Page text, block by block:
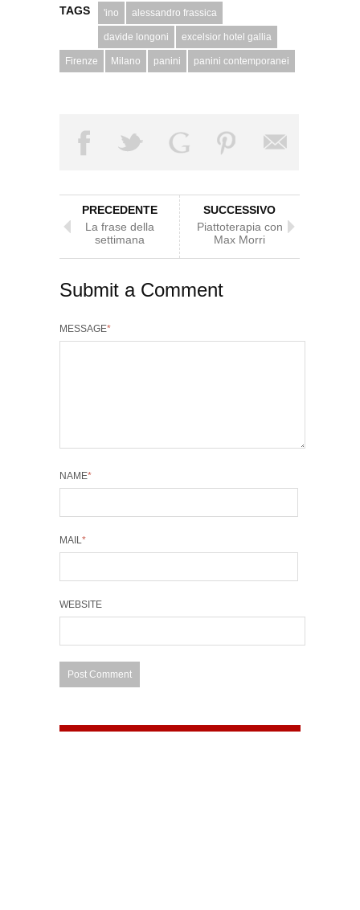
TAGS 'ino alessandro frassica
davide longoni excelsior hotel gallia
Firenze Milano panini panini contemporanei
PRECEDENTE
La frase della
settimana
SUCCESSIVO
Piattoterapia con
Max Morri
Submit a Comment
MESSAGE*
NAME*
MAIL *
WEBSITE